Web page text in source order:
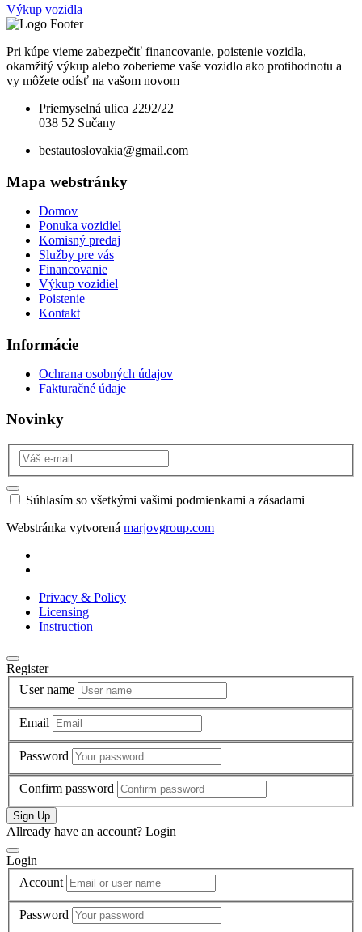
Výkup vozidla
Pri kúpe vieme zabezpečiť financovanie, poistenie vozidla,
okamžitý výkup alebo zoberieme vaše vozidlo ako protihodnotu a
vy môžete odísť na vašom novom
Priemyselná ulica 2292/22
038 52 Sučany
bestautoslovakia@gmail.com
Mapa webstránky
Domov
Ponuka vozidiel
Komisný predaj
Služby pre vás
Financovanie
Výkup vozidiel
Poistenie
Kontakt
Informácie
Ochrana osobných údajov
Fakturačné údaje
Novinky
Súhlasím so všetkými vašimi podmienkami a zásadami
Webstránka vytvorená marjovgroup.com
Privacy & Policy
Licensing
Instruction
Register
User name
Email
Password
Confirm password
Sign Up
Allready have an account? Login
Login
Account
Password